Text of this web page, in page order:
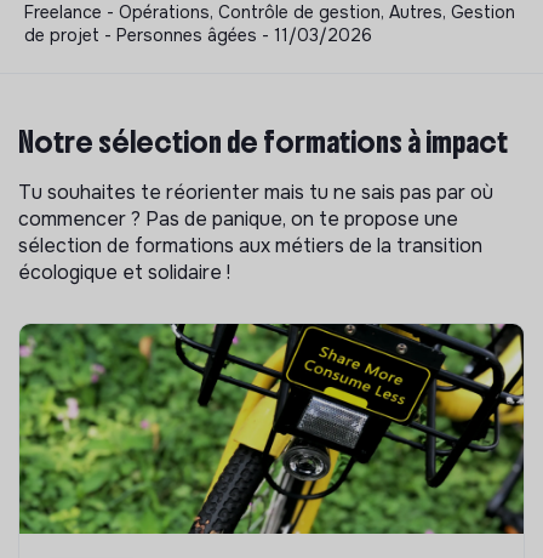
Freelance - Opérations, Contrôle de gestion, Autres, Gestion
de projet - Personnes âgées - 11/03/2026
Notre sélection de formations à impact
Tu souhaites te réorienter mais tu ne sais pas par où
commencer ? Pas de panique, on te propose une
sélection de formations aux métiers de la transition
écologique et solidaire !